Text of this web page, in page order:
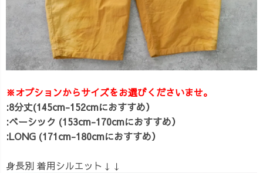
※オプションからサイズをお選びくださいませ。
:8分丈(145cm-152cmにおすすめ）
:ベーシック (153cm-170cmにおすすめ）
:LONG (171cm-180cmにおすすめ）
身長別 着用シルエット↓↓